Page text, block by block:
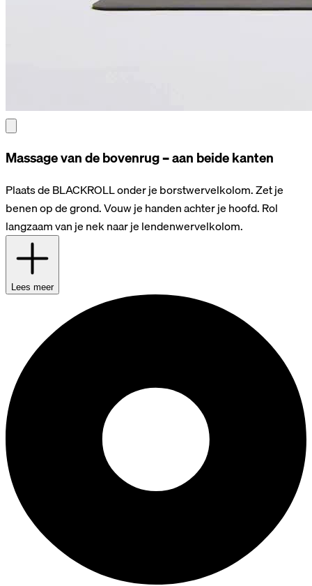
Massage van de bovenrug – aan beide kanten
Plaats de BLACKROLL onder je borstwervelkolom. Zet je
benen op de grond. Vouw je handen achter je hoofd. Rol
langzaam van je nek naar je lendenwervelkolom.
Lees meer